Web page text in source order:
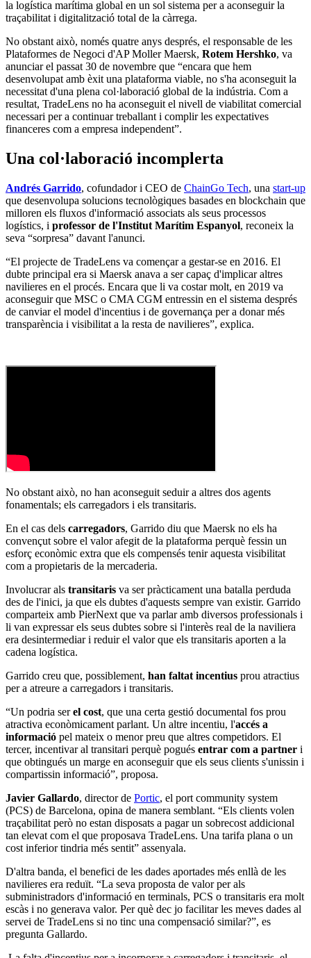
la logística marítima global en un sol sistema per a aconseguir la
traçabilitat i digitalització total de la càrrega.
No obstant això, només quatre anys després, el responsable de les
Plataformes de Negoci d'AP Moller Maersk, Rotem Hershko, va
anunciar el passat 30 de novembre que “encara que hem
desenvolupat amb èxit una plataforma viable, no s'ha aconseguit la
necessitat d'una plena col·laboració global de la indústria. Com a
resultat, TradeLens no ha aconseguit el nivell de viabilitat comercial
necessari per a continuar treballant i complir les expectatives
financeres com a empresa independent”.
Una col·laboració incomplerta
Andrés Garrido, cofundador i CEO de ChainGo Tech, una start-up
que desenvolupa solucions tecnològiques basades en blockchain que
milloren els fluxos d'informació associats als seus processos
logístics, i professor de l'Institut Marítim Espanyol, reconeix la
seva “sorpresa” davant l'anunci.
“El projecte de TradeLens va començar a gestar-se en 2016. El
dubte principal era si Maersk anava a ser capaç d'implicar altres
navilieres en el procés. Encara que li va costar molt, en 2019 va
aconseguir que MSC o CMA CGM entressin en el sistema després
de canviar el model d'incentius i de governança per a donar més
transparència i visibilitat a la resta de navilieres”, explica.
No obstant això, no han aconseguit seduir a altres dos agents
fonamentals; els carregadors i els transitaris.
En el cas dels carregadors, Garrido diu que Maersk no els ha
convençut sobre el valor afegit de la plataforma perquè fessin un
esforç econòmic extra que els compensés tenir aquesta visibilitat
com a propietaris de la mercaderia.
Involucrar als transitaris va ser pràcticament una batalla perduda
des de l'inici, ja que els dubtes d'aquests sempre van existir. Garrido
comparteix amb PierNext que va parlar amb diversos professionals i
li van expressar els seus dubtes sobre si l'interès real de la naviliera
era desintermediar i reduir el valor que els transitaris aporten a la
cadena logística.
Garrido creu que, possiblement, han faltat incentius prou atractius
per a atreure a carregadors i transitaris.
“Un podria serel cost, que una certa gestió documental fos prou
atractiva econòmicament parlant. Un altre incentiu, l'accés a
informació pel mateix o menor preu que altres competidors. El
tercer, incentivar al transitari perquè pogués entrar com a partner i
que obtingués un marge en aconseguir que els seus clients s'unissin i
compartissin informació”, proposa.
Javier Gallardo, director de Portic, el port community system
(PCS) de Barcelona, opina de manera semblant. “Els clients volen
traçabilitat però no estan disposats a pagar un sobrecost addicional
tan elevat com el que proposava TradeLens. Una tarifa plana o un
cost inferior tindria més sentit” assenyala.
D'altra banda, el benefici de les dades aportades més enllà de les
navilieres era reduït. “La seva proposta de valor per als
subministradors d'informació en terminals, PCS o transitaris era molt
escàs i no generava valor. Per què dec jo facilitar les meves dades al
servei de TradeLens si no tinc una compensació similar?”, es
pregunta Gallardo.